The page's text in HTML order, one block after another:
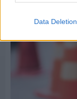
Data Deletion